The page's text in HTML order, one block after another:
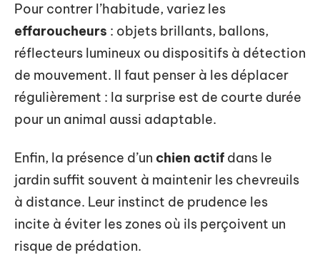
Pour contrer l’habitude, variez les
effaroucheurs : objets brillants, ballons,
réflecteurs lumineux ou dispositifs à détection
de mouvement. Il faut penser à les déplacer
régulièrement : la surprise est de courte durée
pour un animal aussi adaptable.
Enfin, la présence d’un chien actif dans le
jardin suffit souvent à maintenir les chevreuils
à distance. Leur instinct de prudence les
incite à éviter les zones où ils perçoivent un
risque de prédation.